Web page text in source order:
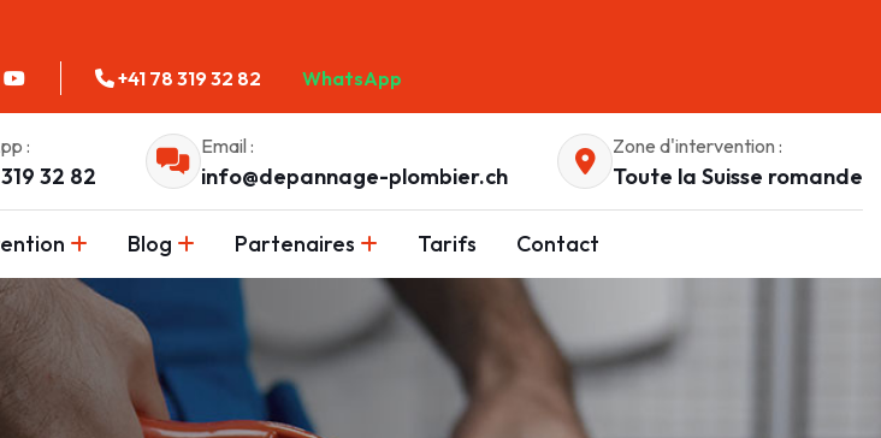
+41 78 319 32 82 WhatsApp
:
32 82
Email :
info@depannage-plombier.ch
Zone d'intervention :
Toute la Suisse romande
Blog Partenaires Tarifs Contact